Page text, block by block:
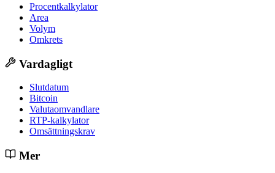
Procentkalkylator
Area
Volym
Omkrets
Vardagligt
Slutdatum
Bitcoin
Valutaomvandlare
RTP-kalkylator
Omsättningskrav
Mer